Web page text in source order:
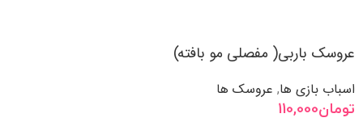
عروسک باربی( مفصلی مو بافته)
اسباب بازی ها, عروسک ها
تومان110,000